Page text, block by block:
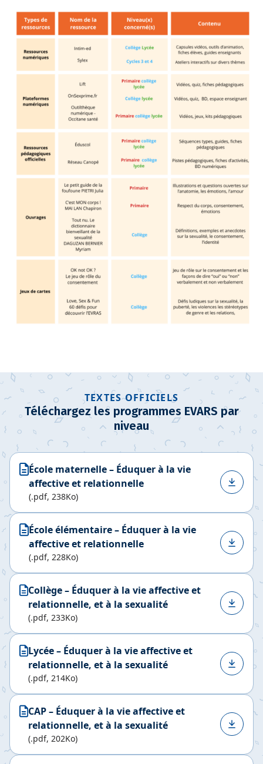
TEXTES OFFICIELS
Téléchargez les programmes EVARS par
niveau
École maternelle – Éduquer à la vie
affective et relationnelle
(.pdf, 238Ko)
École élémentaire – Éduquer à la vie
affective et relationnelle
(.pdf, 228Ko)
Collège – Éduquer à la vie affective et
relationnelle, et à la sexualité
(.pdf, 233Ko)
Lycée – Éduquer à la vie affective et
relationnelle, et à la sexualité
(.pdf, 214Ko)
CAP – Éduquer à la vie affective et
relationnelle, et à la sexualité
(.pdf, 202Ko)